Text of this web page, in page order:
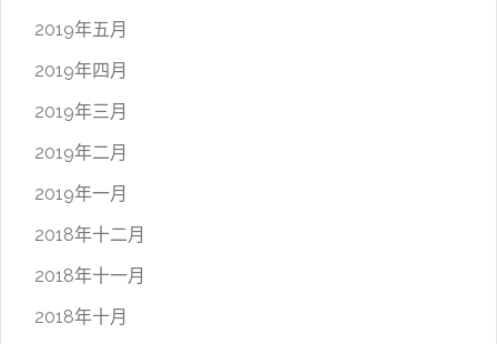
2019年五月
2019年四月
2019年三月
2019年二月
2019年一月
2018年十二月
2018年十一月
2018年十月